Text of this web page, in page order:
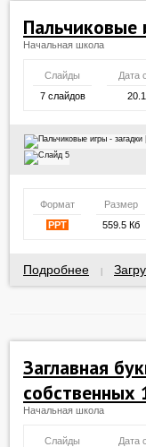
Пальчиковые
Начальная школа
Слайды
Дата
7 слайдов
Формат
Размер
PPT
559.5 Кб
Подробнее
Заглавная
собственных
Начальная школа
Слайды
Дата